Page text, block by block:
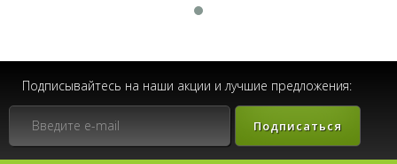
Подписывайтесь на наши акции и лучшие предложения:
Подписаться